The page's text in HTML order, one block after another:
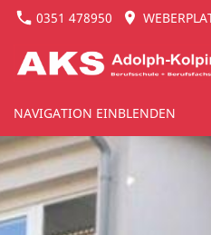
0351 478950
NAVIGATION EINBLENDEN